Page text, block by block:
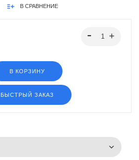
В СРАВНЕНИЕ
В КОРЗИНУ
БЫСТРЫЙ ЗАКАЗ